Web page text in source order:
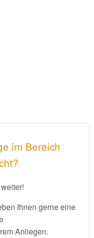
im Bereich
Ihnen gerne eine
Anliegen.